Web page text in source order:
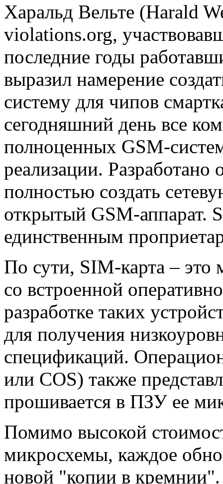
Харальд Вельте (Harald
violations.org,
последние годы
выразил намерение
систему для чипов
сегодняшний день все
полноценных GSM-
реализации.
полностью создать
открытый GSM-аппарат.
единственным
По сути, SIM-карта –
со встроенной
разработке таких
для получения
спецификаций.
или COS) также
прошивается в ПЗУ ее
Помимо высокой
микросхемы, каждое
новой "копии в кремнии".